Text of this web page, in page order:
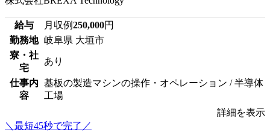
給与 月収例250,000円
勤務地 岐阜県 大垣市
寮・社
宅
あり
仕事内
容
基板の製造マシンの操作・オペレーション / 半導体
工場
詳細を表示
＼最短45秒で完了／